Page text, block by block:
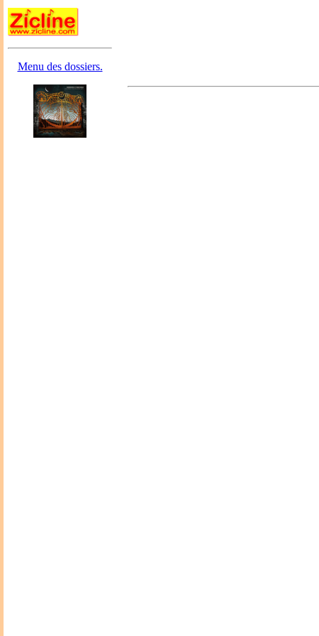
Menu des dossiers.